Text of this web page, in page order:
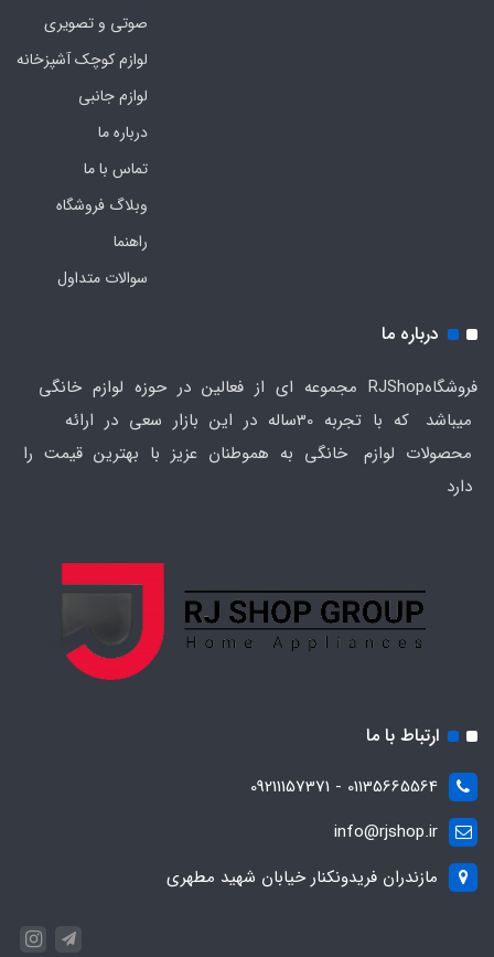
صوتی و تصویری
لوازم کوچک آشپزخانه
لوازم جانبی
درباره ما
تماس با ما
وبلاگ فروشگاه
راهنما
سوالات متداول
درباره ما
فروشگاهRJShop مجموعه ای از فعالین در حوزه لوازم خانگی
میباشد که با تجربه 30ساله در این بازار سعی در ارائه
محصولات لوازم خانگی به هموطنان عزیز با بهترین قیمت را
دارد
ارتباط با ما
01135665564 - 09211157371
info@rjshop.ir
مازندران فریدونکنار خیابان شهید مطهری